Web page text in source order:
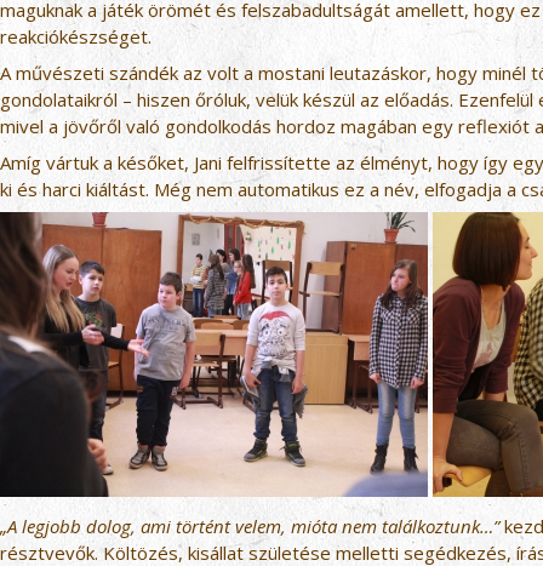
maguknak a játék örömét és felszabadultságát amellett, hogy
reakciókészséget.
A művészeti szándék az volt a mostani leutazáskor, hogy
gondolataikról – hiszen őróluk, velük készül az előadás.
mivel a jövőről való gondolkodás hordoz magában egy reflexiót
Amíg vártuk a későket, Jani felfrissítette az élményt, hogy így
ki és harci kiáltást. Még nem automatikus ez a név, elfogadja a
„A legjobb dolog, ami történt velem, mióta nem találkoztunk…”
résztvevők. Költözés, kisállat születése melletti segédkezés,